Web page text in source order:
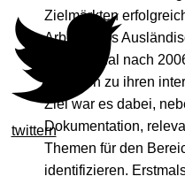
twittern
Zielmärkten
Arbeitskreis
zweiten Mal nach
Verlagen zu ihren
Ziel war es dabei,
Dokumentation,
Themen für den
identifizieren.